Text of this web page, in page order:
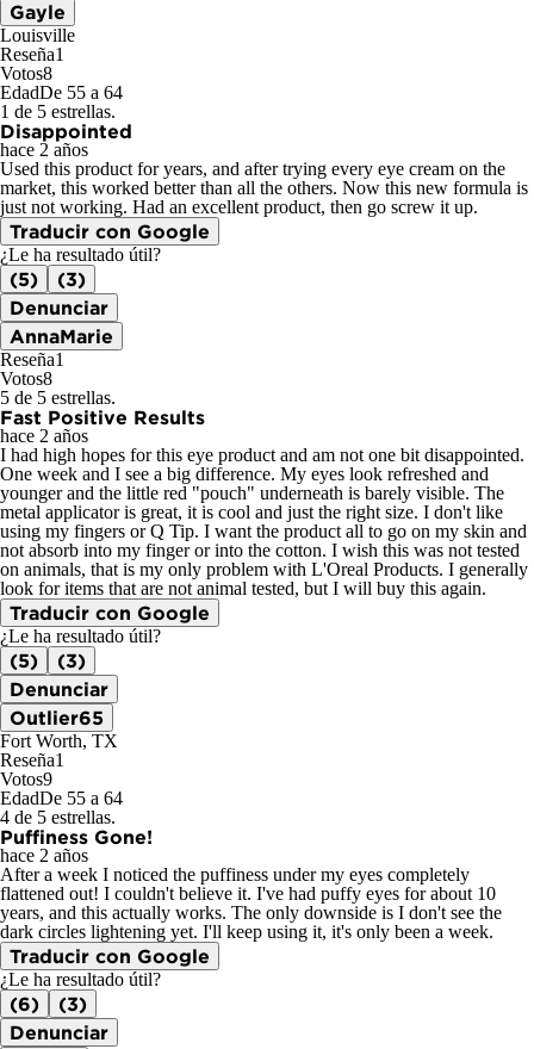
Gayle
Louisville
Reseña1
Votos8
EdadDe 55 a 64
1 de 5 estrellas.
Disappointed
hace 2 años
Used this product for years, and after trying every eye cream on the
market, this worked better than all the others. Now this new formula is
just not working. Had an excellent product, then go screw it up.
Traducir con Google
¿Le ha resultado útil?
(5)
(3)
Denunciar
AnnaMarie
Reseña1
Votos8
5 de 5 estrellas.
Fast Positive Results
hace 2 años
I had high hopes for this eye product and am not one bit disappointed.
One week and I see a big difference. My eyes look refreshed and
younger and the little red "pouch" underneath is barely visible. The
metal applicator is great, it is cool and just the right size. I don't like
using my fingers or Q Tip. I want the product all to go on my skin and
not absorb into my finger or into the cotton. I wish this was not tested
on animals, that is my only problem with L'Oreal Products. I generally
look for items that are not animal tested, but I will buy this again.
Traducir con Google
¿Le ha resultado útil?
(5)
(3)
Denunciar
Outlier65
Fort Worth, TX
Reseña1
Votos9
EdadDe 55 a 64
4 de 5 estrellas.
Puffiness Gone!
hace 2 años
After a week I noticed the puffiness under my eyes completely
flattened out! I couldn't believe it. I've had puffy eyes for about 10
years, and this actually works. The only downside is I don't see the
dark circles lightening yet. I'll keep using it, it's only been a week.
Traducir con Google
¿Le ha resultado útil?
(6)
(3)
Denunciar